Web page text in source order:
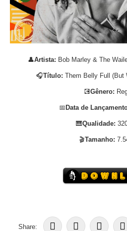
👤Artista: Bob Marley & The
🎧Título: Them Belly Full (But
💽Gênero:
📅 Data de
🎹Qualidade:
🎬Tamanho:
Share: